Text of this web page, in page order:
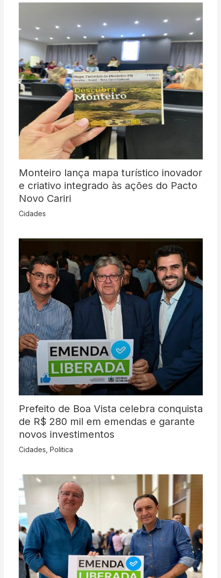
Monteiro lança mapa turístico inovador
e criativo integrado às ações do Pacto
Novo Cariri
Cidades
Prefeito de Boa Vista celebra conquista
de R$ 280 mil em emendas e garante
novos investimentos
Cidades Politica